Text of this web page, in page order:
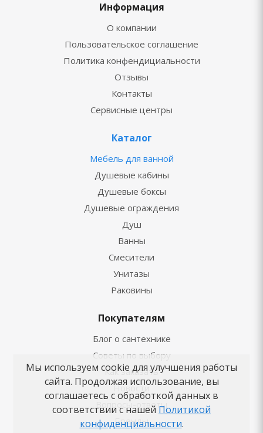
Информация
О компании
Пользовательское соглашение
Политика конфендициальности
Отзывы
Контакты
Сервисные центры
Каталог
Мебель для ванной
Душевые кабины
Душевые боксы
Душевые ограждения
Душ
Ванны
Смесители
Унитазы
Раковины
Покупателям
Блог о сантехнике
Советы по выбору
Как заказать
Новости
Вопросы-ответы
Бренды
Мы используем cookie для улучшения работы
сайта. Продолжая использование, вы
соглашаетесь с обработкой данных в
соответствии с нашей Политикой
конфиденциальности.